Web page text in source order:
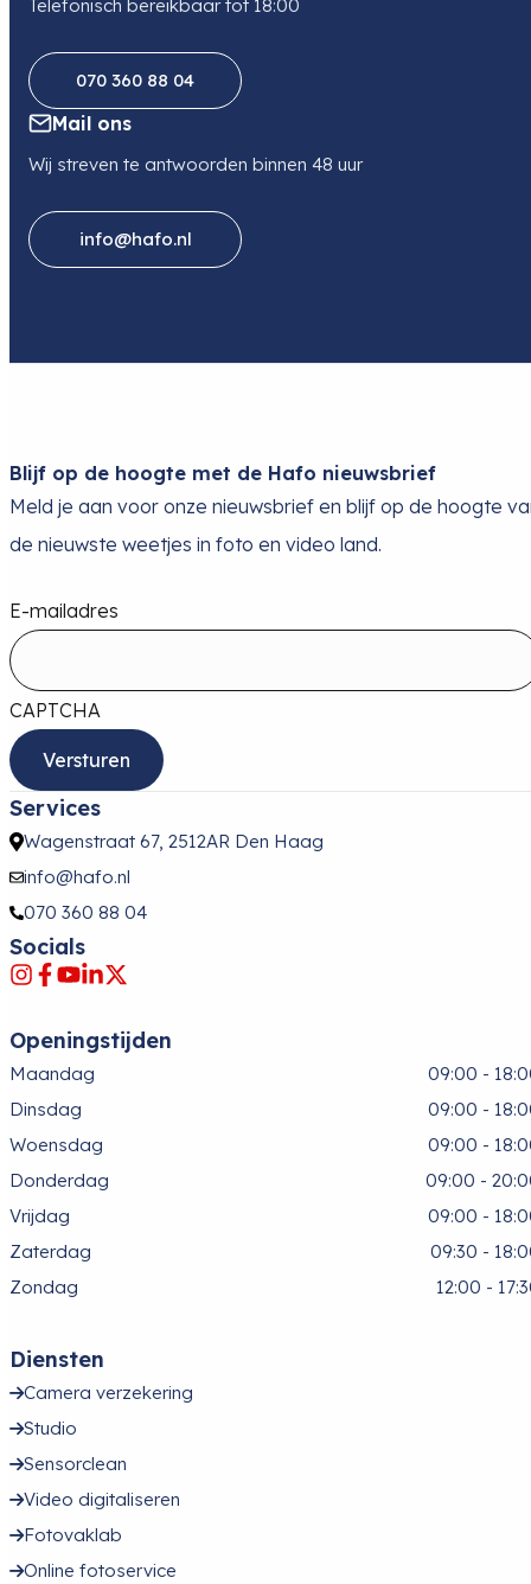
Telefonisch bereikbaar tot 18:00
070 360 88 04
Mail ons
Wij streven te antwoorden binnen 48 uur
info@hafo.nl
Blijf op de hoogte met de Hafo nieuwsbrief
Meld je aan voor onze nieuwsbrief en blijf op de hoogte
de nieuwste weetjes in foto en video land.
E-mailadres
CAPTCHA
Services
Wagenstraat 67, 2512AR Den Haag
info@hafo.nl
070 360 88 04
Socials
Openingstijden
Maandag
09:00 -
Dinsdag
09:00 -
Woensdag
09:00 -
Donderdag
09:00 -
Vrijdag
09:00 -
Zaterdag
09:30 -
Zondag
12:00 -
Diensten
Camera verzekering
Studio
Sensorclean
Video digitaliseren
Fotovaklab
Online fotoservice